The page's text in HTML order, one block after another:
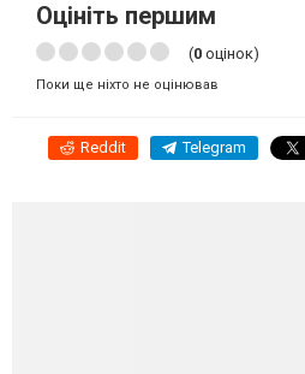
Оцініть першим
(0 оцінок)
Поки ще ніхто не оцінював
Reddit Telegram